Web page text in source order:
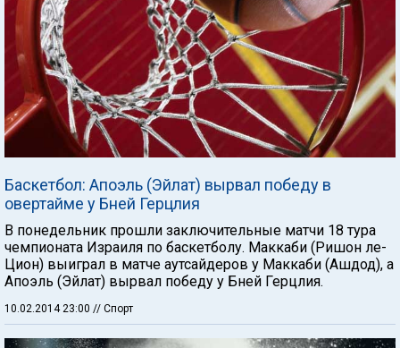
Баскетбол: Апоэль (Эйлат) вырвал победу в
овертайме у Бней Герцлия
В понедельник прошли заключительные матчи 18 тура
чемпионата Израиля по баскетболу. Маккаби (Ришон ле-
Цион) выиграл в матче аутсайдеров у Маккаби (Ашдод), а
Апоэль (Эйлат) вырвал победу у Бней Герцлия.
10.02.2014 23:00 // Спорт